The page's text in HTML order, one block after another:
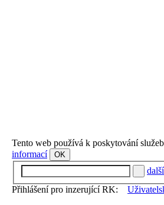
Tento web používá k poskytování
informací
OK
Přihlášení pro inzerující RK: